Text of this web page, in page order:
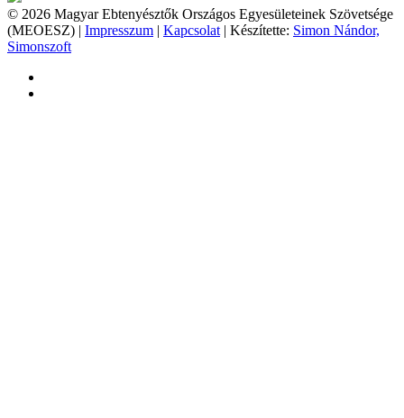
© 2026 Magyar Ebtenyésztők Országos Egyesületeinek Szövetsége
(MEOESZ) | Impresszum | Kapcsolat | Készítette: Simon Nándor,
Simonszoft